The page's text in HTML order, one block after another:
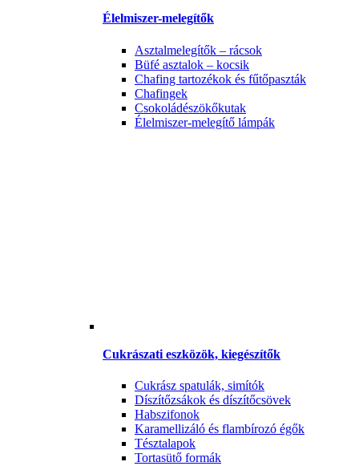
Élelmiszer-melegítők
Asztalmelegítők – rácsok
Büfé asztalok – kocsik
Chafing tartozékok és fűtőpaszták
Chafingek
Csokoládészökőkutak
Élelmiszer-melegítő lámpák
Cukrászati eszközök, kiegészítők
Cukrász spatulák, simítók
Díszítőzsákok és díszítőcsövek
Habszifonok
Karamellizáló és flambírozó égők
Tésztalapok
Tortasütő formák